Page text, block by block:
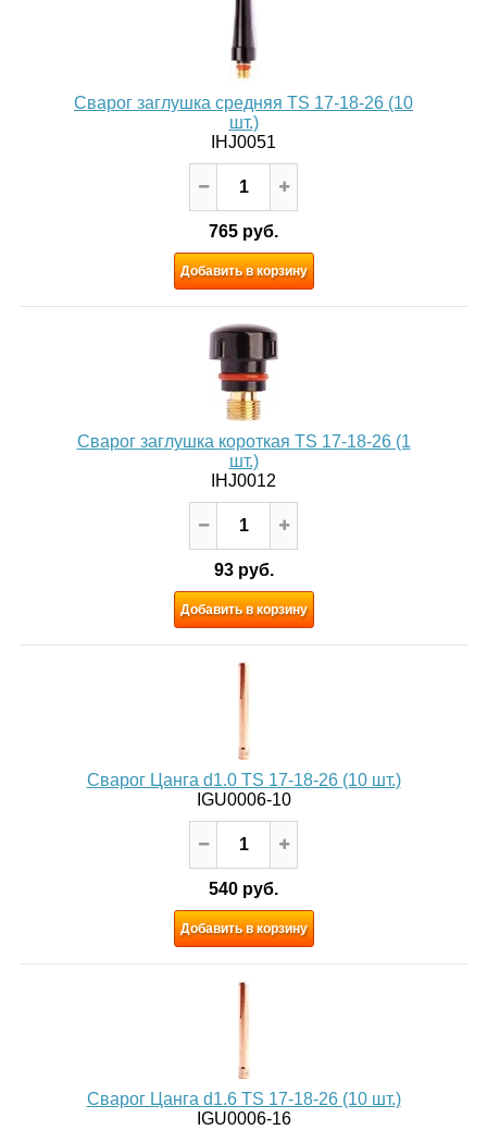
Сварог заглушка средняя TS 17-18-26 (10
шт.)
IHJ0051
765 руб.
Добавить в корзину
Сварог заглушка короткая TS 17-18-26 (1
шт.)
IHJ0012
93 руб.
Добавить в корзину
Сварог Цанга d1.0 TS 17-18-26 (10 шт.)
IGU0006-10
540 руб.
Добавить в корзину
Сварог Цанга d1.6 TS 17-18-26 (10 шт.)
IGU0006-16